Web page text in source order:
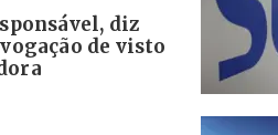
diz
de visto